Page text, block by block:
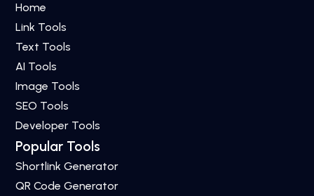
Home
Link Tools
Text Tools
AI Tools
Image Tools
SEO Tools
Developer Tools
Popular Tools
Shortlink Generator
QR Code Generator